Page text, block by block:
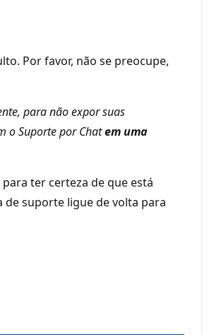
Por favor, não se preocupe,
para não expor suas
o Suporte por Chatem uma
ter certeza de que está
suporte ligue de volta para